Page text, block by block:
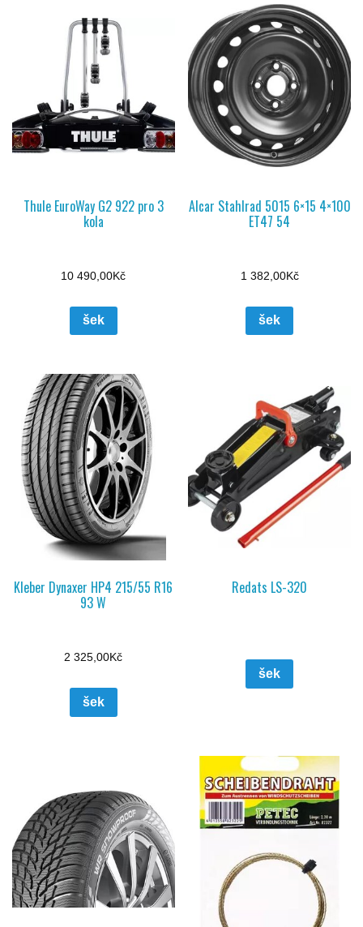
Thule EuroWay G2 922 pro 3
kola
10 490,00Kč
šek
Alcar Stahlrad 5015 6×15 4×100
ET47 54
1 382,00Kč
šek
Kleber Dynaxer HP4 215/55 R16
93 W
2 325,00Kč
šek
Redats LS-320
šek